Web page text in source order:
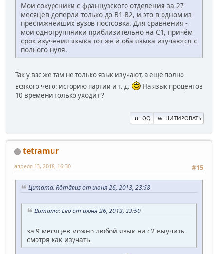
Мои сокурсники с французского отделения за 27
месяцев допёрли только до В1-В2, и это в одном из
престижнейших вузов постсовка. Для сравнения -
мои одногруппники приблизительно на С1, причём
срок изучения языка тот же и оба языка изучаются с
полного нуля.
Так у вас же там не только язык изучают, а ещё полно
всякого чего: историю партии и т. д.
На язык процентов
10 времени только уходит ?
QQ ЦИТИРОВАТЬ
tetramur
#15
апреля 13, 2018, 16:30
Цитата: Rōmānus от июня 26, 2013, 23:58
Цитата: Leo от июня 26, 2013, 23:50
за 9 месяцев можно любой язык на с2 выучить.
смотря как изучать.